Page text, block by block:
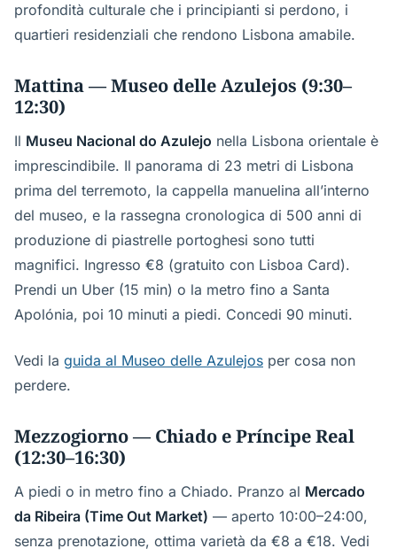
profondità culturale che i principianti si perdono, i
quartieri residenziali che rendono Lisbona amabile.
Mattina — Museo delle Azulejos (9:30–
12:30)
Il Museu Nacional do Azulejo nella Lisbona orientale è
imprescindibile. Il panorama di 23 metri di Lisbona
prima del terremoto, la cappella manuelina all’interno
del museo, e la rassegna cronologica di 500 anni di
produzione di piastrelle portoghesi sono tutti
magnifici. Ingresso €8 (gratuito con Lisboa Card).
Prendi un Uber (15 min) o la metro fino a Santa
Apolónia, poi 10 minuti a piedi. Concedi 90 minuti.
Vedi la guida al Museo delle Azulejos per cosa non
perdere.
Mezzogiorno — Chiado e Príncipe Real
(12:30–16:30)
A piedi o in metro fino a Chiado. Pranzo al Mercado
da Ribeira (Time Out Market) — aperto 10:00–24:00,
senza prenotazione, ottima varietà da €8 a €18. Vedi